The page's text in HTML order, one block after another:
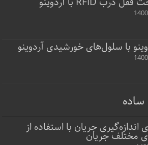
با سلول‌های خورشیدی آردوینو
ساده
جریان با استفاده از
مختلف جریان